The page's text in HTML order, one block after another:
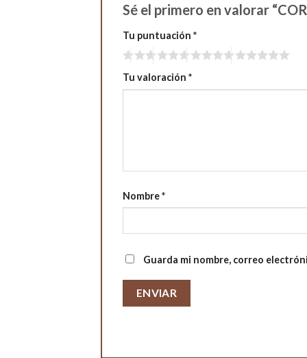
Sé el primero en valorar
Tu puntuación *
Tu valoración *
Nombre*
Guarda mi nombre, correo